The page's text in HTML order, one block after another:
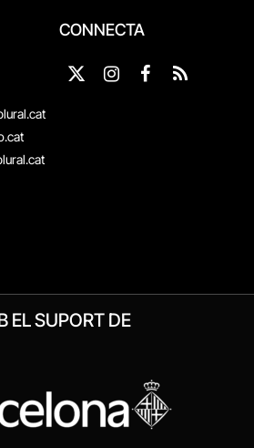
CONNECTA
X
InstagramFacebook
RSS
EL SUPORT DE